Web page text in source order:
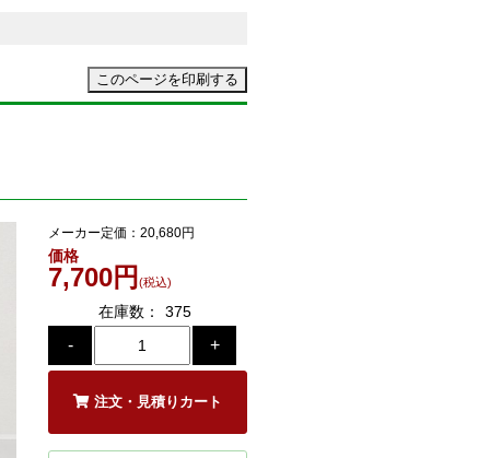
メーカー定価： 20,680円
価格
7,700円 (税込)
在庫数： 375
注文・見積りカート